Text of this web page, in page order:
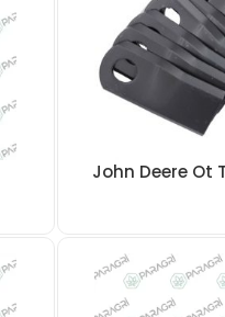
John Deere Ot